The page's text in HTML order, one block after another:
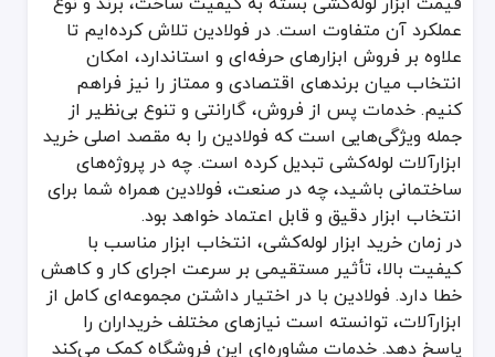
عملکرد آن متفاوت است. در فولادین تلاش کرده‌ایم تا
علاوه بر فروش ابزارهای حرفه‌ای و استاندارد، امکان
انتخاب میان برندهای اقتصادی و ممتاز را نیز فراهم
کنیم. خدمات پس از فروش، گارانتی و تنوع بی‌نظیر از
جمله ویژگی‌هایی است که فولادین را به مقصد اصلی خرید
ابزارآلات لوله‌کشی تبدیل کرده است. چه در پروژه‌های
ساختمانی باشید، چه در صنعت، فولادین همراه شما برای
انتخاب ابزار دقیق و قابل اعتماد خواهد بود.
در زمان خرید ابزار لوله‌کشی، انتخاب ابزار مناسب با
کیفیت بالا، تأثیر مستقیمی بر سرعت اجرای کار و کاهش
خطا دارد. فولادین با در اختیار داشتن مجموعه‌ای کامل از
ابزارآلات، توانسته است نیازهای مختلف خریداران را
پاسخ دهد. خدمات مشاوره‌ای این فروشگاه کمک می‌کند